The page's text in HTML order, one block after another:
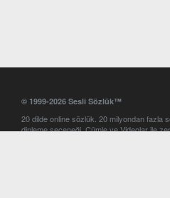
© 1999-2026 Sesli Sözlük™
20 dilde online sözlük. 20 milyondan fazla
dinleme seçeneği. Cümle ve Videolar ile